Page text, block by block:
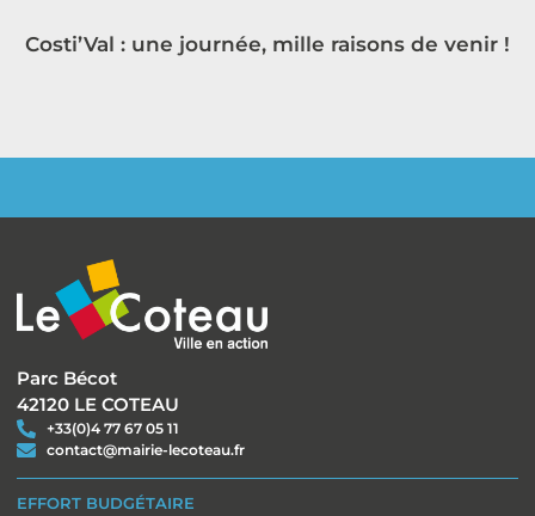
Costi’Val : une journée, mille raisons de venir !
Parc Bécot
42120 LE COTEAU
+33(0)4 77 67 05 11
contact@mairie-lecoteau.fr
EFFORT BUDGÉTAIRE